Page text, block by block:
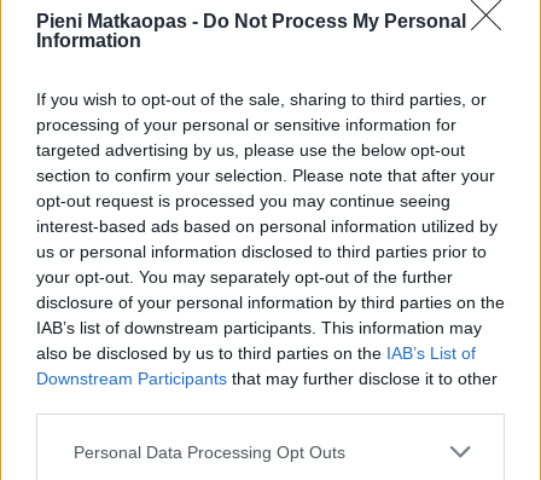
Pieni Matkaopas - Do Not Process My Personal
Information
If you wish to opt-out of the sale, sharing to third parties, or
processing of your personal or sensitive information for
targeted advertising by us, please use the below opt-out
section to confirm your selection. Please note that after your
opt-out request is processed you may continue seeing
interest-based ads based on personal information utilized by
us or personal information disclosed to third parties prior to
your opt-out. You may separately opt-out of the further
disclosure of your personal information by third parties on the
IAB’s list of downstream participants. This information may
also be disclosed by us to third parties on the IAB’s List of
Downstream Participants that may further disclose it to other
Personal Data Processing Opt Outs
Kirkko sai alkunsa 1200-luvulla mutta sen huomiota
herättävät kattotiilet lisättiin siihen vasta 1880-luvulla.
vaakunat, ja toisella puolella myös Zagrebin vaakuna.
Myös goottilaistyyliä edustavat ikkunat ovat merkittävät, ja
kirkon sisäosissa on tauluja, freskoja eli seinämaalauksia
ja Ivan Meštrovićin tekemiä veistoksia, ja sisäosat ovatkin
paremminkin barokkia kuin goottilaistyyliä edustavia.
Kirkkoon voi tutustua muulloin kuin kirkonmenojen aikaan
päivittäin klo 7.15–19, eikä siihen tutustumiseen kulu kuin
puolisen tuntia. Se on vilkkaimmillaan kesäkuun alusta
elokuun loppuun, mutta koko kesäkauden sinne on paras
mennä heti aamulla tai sitten vasta myöhemmin
iltapäivällä. Kirkon tuntumassa on paljon mukavia
palveluita.